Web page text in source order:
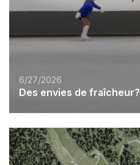
6/27/2026
Des envies de fraîcheur?